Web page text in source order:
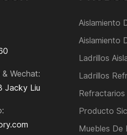
sumergida
vidrio/Tela de fibra de
al desgaste
Wechat:
Jacky Liu
Aislamiento
Aislamiento
Ladrillos
Ladrillos
Producto
Muebles De